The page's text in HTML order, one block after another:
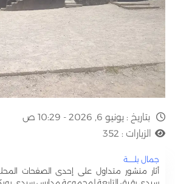
بتاريخ : يونيو 6, 2026 - 10:29 ص
الزيارات : 352
جمال بلـــــة
أثار منشور متداول على إحدى الصفحات